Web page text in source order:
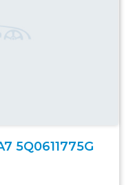
5Q0611775G